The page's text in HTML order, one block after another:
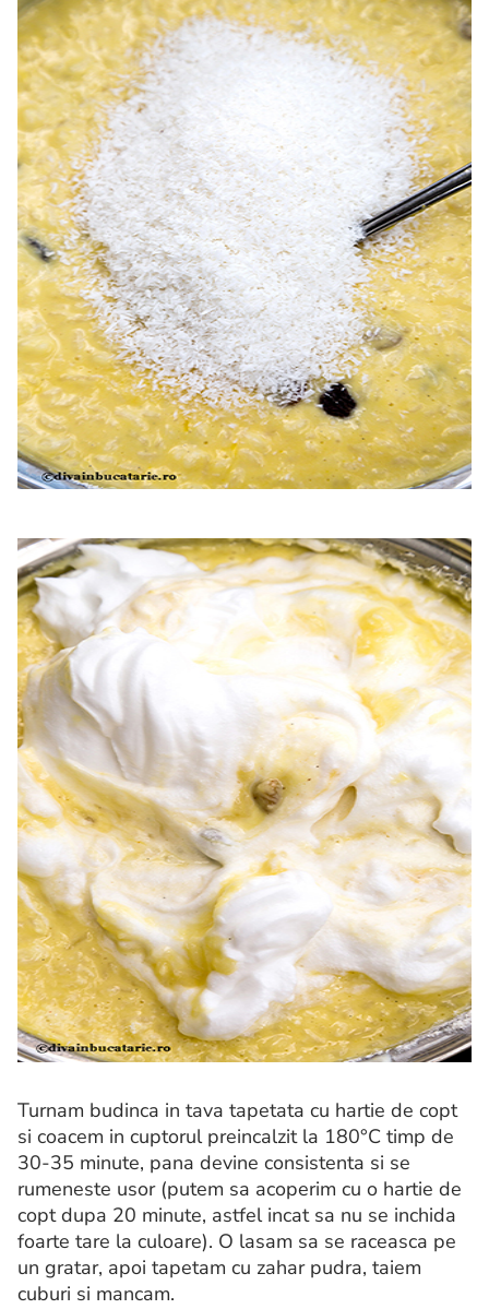
Turnam budinca in tava tapetata cu hartie de copt
si coacem in cuptorul preincalzit la 180°C timp de
30-35 minute, pana devine consistenta si se
rumeneste usor (putem sa acoperim cu o hartie de
copt dupa 20 minute, astfel incat sa nu se inchida
foarte tare la culoare). O lasam sa se raceasca pe
un gratar, apoi tapetam cu zahar pudra, taiem
cuburi si mancam.